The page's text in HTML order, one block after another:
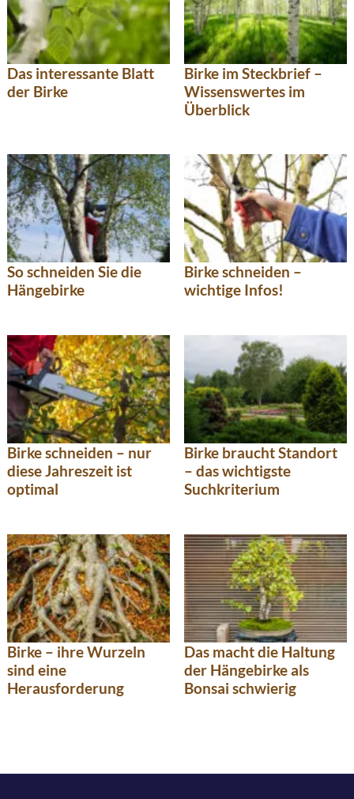
Das interessante Blatt
der Birke
Birke im Steckbrief –
Wissenswertes im
Überblick
So schneiden Sie die
Hängebirke
Birke schneiden –
wichtige Infos!
Birke schneiden – nur
diese Jahreszeit ist
optimal
Birke braucht Standort
– das wichtigste
Suchkriterium
Birke – ihre Wurzeln
sind eine
Herausforderung
Das macht die Haltung
der Hängebirke als
Bonsai schwierig